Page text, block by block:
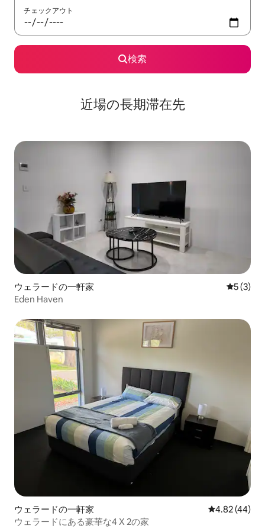
チェックアウト
検索
近場の長期滞在先
ウェラードの一軒家 レビュー
5 (3)
Eden Haven
ウェラードの一軒家 レビュー44
4.82 (44)
ウェラードにある豪華な4 X 2の家